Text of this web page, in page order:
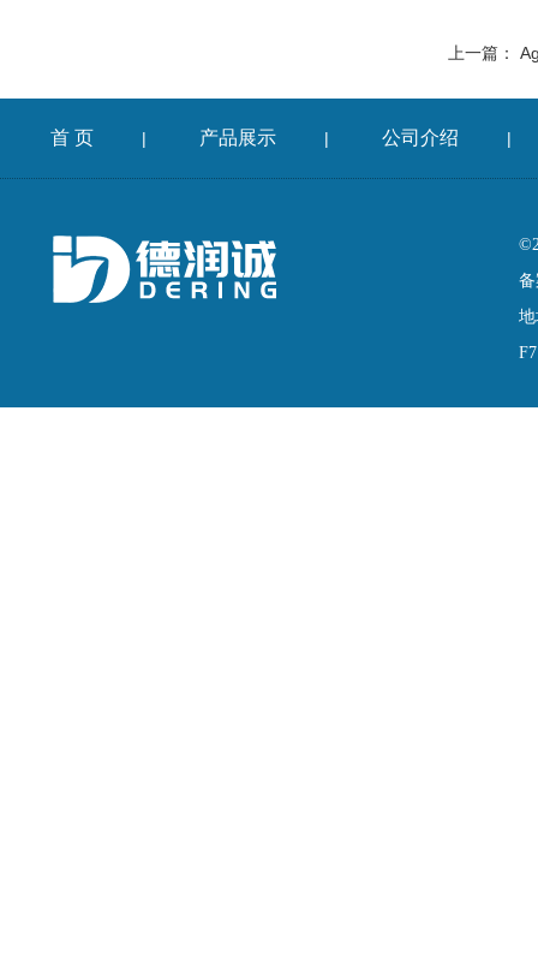
上一篇：
首 页 | 产品展示 | 公司介绍 |
备